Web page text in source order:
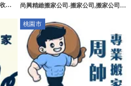
納
尚興精緻搬家公司-搬家公司,搬家公司推
桃園市